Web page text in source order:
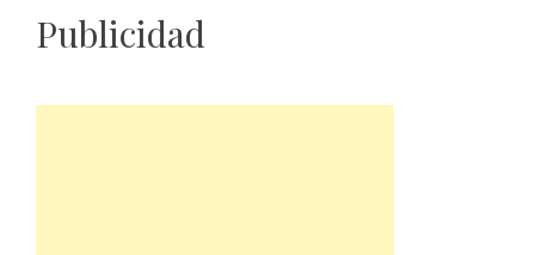
Publicidad